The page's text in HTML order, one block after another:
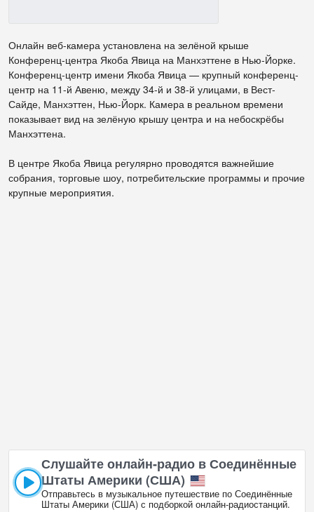
Онлайн веб-камера установлена на зелёной крыше
Конференц-центра Якоба Явица на Манхэттене в Нью-Йорке.
Конференц-центр имени Якоба Явица — крупный конференц-
центр на 11-й Авеню, между 34-й и 38-й улицами, в Вест-
Сайде, Манхэттен, Нью-Йорк. Камера в реальном времени
показывает вид на зелёную крышу центра и на небоскрёбы
Манхэттена.
В центре Якоба Явица регулярно проводятся важнейшие
собрания, торговые шоу, потребительские программы и прочие
крупные мероприятия.
Слушайте онлайн‑радио в Соединённые
Штаты Америки (США)
Отправьтесь в музыкальное путешествие по Соединённые
Штаты Америки (США) с подборкой онлайн‑радиостанций.